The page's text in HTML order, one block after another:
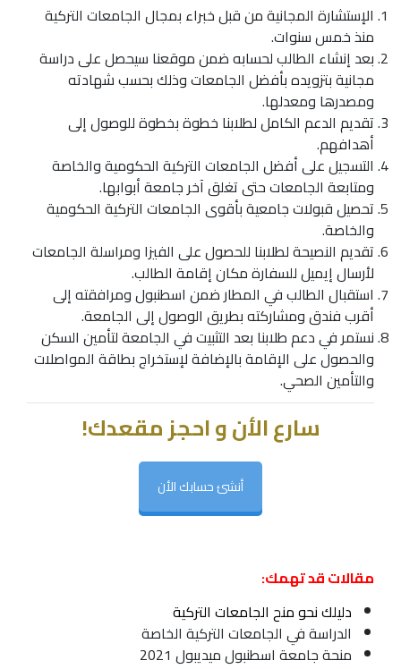
الإستشارة المجانية من قبل خبراء بمجال الجامعات التركية
منذ خمس سنوات.
بعد إنشاء الطالب لحسابه ضمن موقعنا سيحصل على دراسة
مجانية بتزويده بأفضل الجامعات وذلك بحسب شهادته
ومصدرها ومعدلها.
تقديم الدعم الكامل لطلابنا خطوة بخطوة للوصول إلى
أهدافهم.
التسجيل على أفضل الجامعات التركية الحكومية والخاصة
ومتابعة الجامعات حتى تغلق آخر جامعة أبوابها.
تحصيل قبولات جامعية بأقوى الجامعات التركية الحكومية
والخاصة.
تقديم النصيحة لطلابنا للحصول على الفيزا ومراسلة الجامعات
لأرسال إيميل للسفارة مكان إقامة الطالب.
استقبال الطالب في المطار ضمن اسطنبول ومرافقته إلى
أقرب فندق ومشاركته بطريق الوصول إلى الجامعة.
نستمر في دعم طلابنا بعد التثبيت في الجامعة لتأمين السكن
والحصول على الإقامة بالإضافة لإستخراج بطاقة المواصلات
والتأمين الصحي.
سارع الأن و احجز مقعدك!
أنشئ حسابك الأن
مقالات قد تهمك:
دليلك نحو منح الجامعات التركية
الدراسة في الجامعات التركية الخاصة
منحة جامعة اسطنبول ميديبول 2021